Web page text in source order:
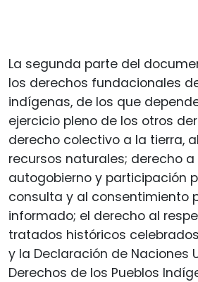
La segunda parte del
los derechos fundacionales
indígenas, de los que
ejercicio pleno de los otros
derecho colectivo a la tierra,
recursos naturales; derecho
autogobierno y participación
consulta y al consentimiento
informado; el derecho al
tratados históricos
y la Declaración de Naciones
Derechos de los Pueblos